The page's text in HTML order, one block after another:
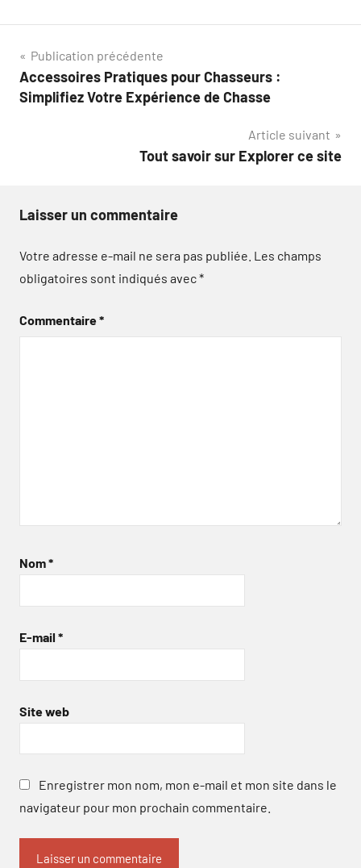
Navigation
de
Publication précédente
Accessoires Pratiques pour Chasseurs :
Simplifiez Votre Expérience de Chasse
Article suivant
Tout savoir sur Explorer ce site
Laisser un commentaire
Votre adresse e-mail ne sera pas publiée. Les champs
obligatoires sont indiqués avec*
Commentaire*
Nom*
E-mail *
Site web
Enregistrer mon nom, mon e-mail et mon site dans le
navigateur pour mon prochain commentaire.